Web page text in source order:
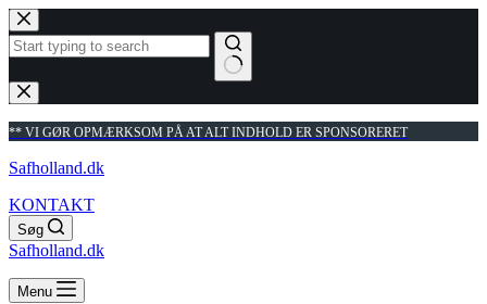
Fortsæt
til
indhold
Ingen
resultater
** VI GØR OPMÆRKSOM PÅ AT ALT INDHOLD ER SPONSORERET
Safholland.dk
KONTAKT
Søg
Safholland.dk
Menu